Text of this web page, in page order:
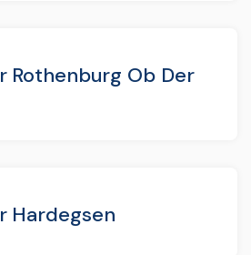
Rothenburg Ob Der
Hardegsen